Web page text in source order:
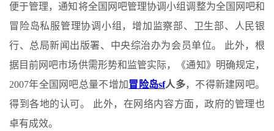
便于管理，通知将全国网吧管理协调小组调整为全国网吧和
冒险岛私服管理协调小组，增加监察部、卫生部、人民银
行、总局新闻出版署、中央综治办为会员单位。 此外，根
据目前网吧市场供需形势和监管实际，《通知》明确规定，
2007年全国网吧总量不增加冒险岛sf人多，不得新建网吧。
得到各地的认可。 此外，在网络内容方面，政府的管理也
卓有成效。